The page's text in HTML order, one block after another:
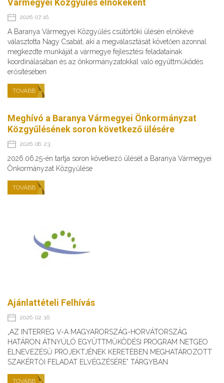
Vármegyei Közgyűlés elnökeként
2026. 07. 16.
A Baranya Vármegyei Közgyűlés csütörtöki ülésén elnökévé
választotta Nagy Csabát, aki a megválasztását követően azonnal
megkezdte munkáját a vármegye fejlesztési feladatainak
koordinálásában és az önkormányzatokkal való együttműködés
erősítésében
TOVÁBB
Meghívó a Baranya Vármegyei Önkormányzat
Közgyűlésének soron következő ülésére
2026. 06. 23.
2026.06.25-én tartja soron következő ülését a Baranya Vármegyei
Önkormányzat Közgyűlése
TOVÁBB
Ajánlattételi Felhívás
2026. 02. 16.
„AZ INTERREG V-A MAGYARORSZÁG-HORVÁTORSZÁG
HATÁRON ÁTNYÚLÓ EGYÜTTMŰKÖDÉSI PROGRAM NETGEO
ELNEVEZÉSŰ PROJEKTJÉNEK KERETÉBEN MEGHATÁROZOTT
SZAKÉRTŐI FELADAT ELVÉGZÉSÉRE” TÁRGYBAN
TOVÁBB